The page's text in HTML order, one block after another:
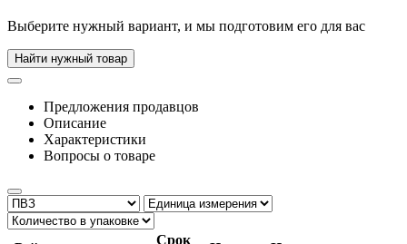
Выберите нужный вариант, и мы подготовим его для вас
Найти нужный товар
Предложения продавцов
Описание
Характеристики
Вопросы о товаре
Срок